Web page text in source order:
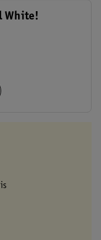
White!